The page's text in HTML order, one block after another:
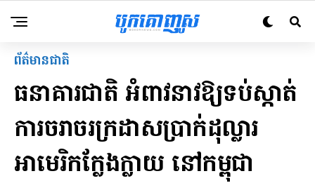
ព័ត៌មានជាតិ
ធនាគារជាតិ អំពាវនាវឱ្យទប់ស្កាត់
ការចរាចរក្រដាសប្រាក់ដុល្លារ
អាមេរិកក្លែងក្លាយ នៅកម្ពុជា